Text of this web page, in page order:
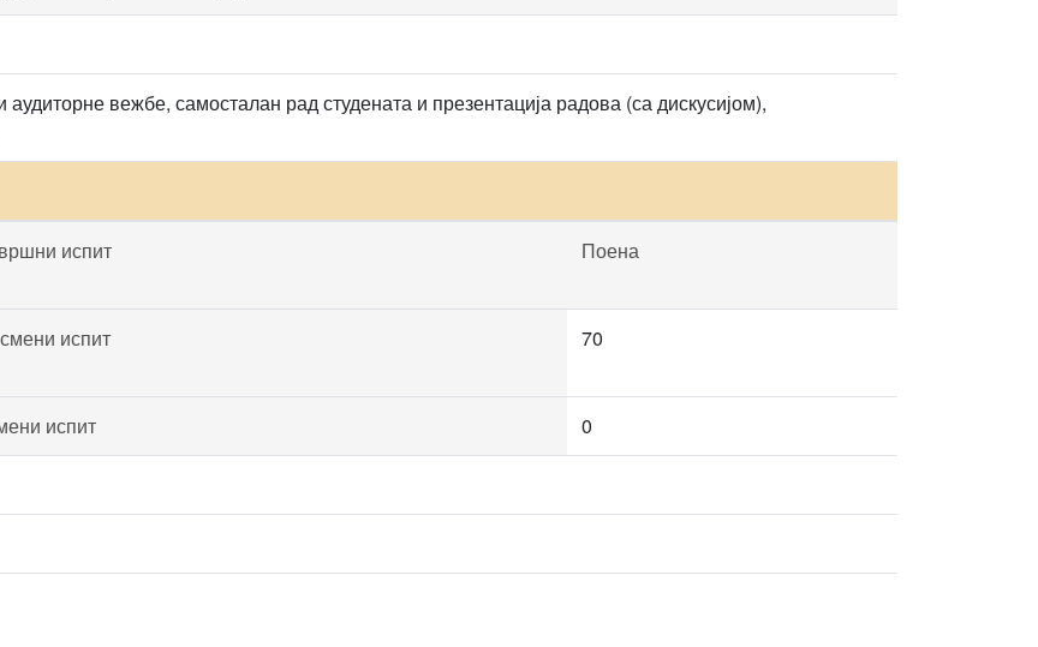
вежбе, самосталан рад студената и презентација радова (са дискусијом),
испит Поена
испит 70
испит 0